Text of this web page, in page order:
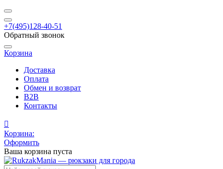
+7(495)128-40-51
Обратный звонок
Корзина
Доставка
Оплата
Обмен и возврат
B2B
Контакты
Корзина:
Оформить
Ваша корзина пуста